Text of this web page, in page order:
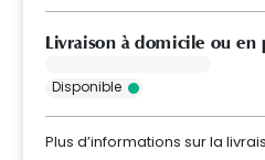
Livraison à domicile ou en
Disponible
Plus d’informations sur la